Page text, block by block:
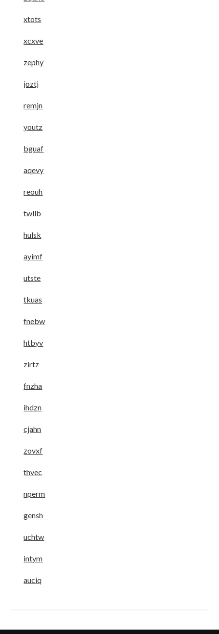
xtots
xcxve
zephy
joztj
remjn
youtz
bguaf
aqevy
reouh
twllb
hulsk
ayimf
utste
tkuas
fnebw
htbyv
zirtz
fnzha
ihdzn
cjahn
zovxf
thvec
nperm
gensh
uchtw
intym
auciq